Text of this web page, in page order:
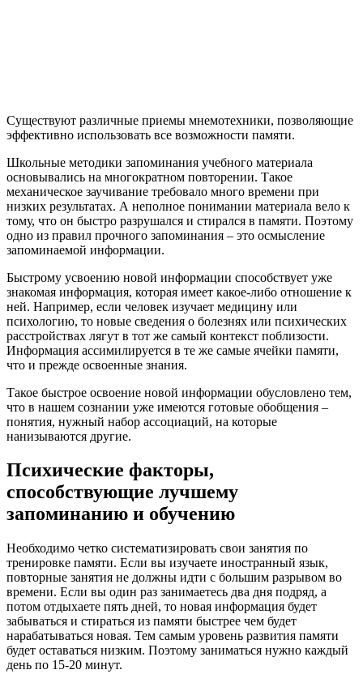
Существуют различные приемы мнемотехники, позволяющие
эффективно использовать все возможности памяти.
Школьные методики запоминания учебного материала
основывались на многократном повторении. Такое
механическое заучивание требовало много времени при
низких результатах. А неполное понимании материала вело к
тому, что он быстро разрушался и стирался в памяти. Поэтому
одно из правил прочного запоминания – это осмысление
запоминаемой информации.
Быстрому усвоению новой информации способствует уже
знакомая информация, которая имеет какое-либо отношение к
ней. Например, если человек изучает медицину или
психологию, то новые сведения о болезнях или психических
расстройствах лягут в тот же самый контекст поблизости.
Информация ассимилируется в те же самые ячейки памяти,
что и прежде освоенные знания.
Такое быстрое освоение новой информации обусловлено тем,
что в нашем сознании уже имеются готовые обобщения –
понятия, нужный набор ассоциаций, на которые
нанизываются другие.
Психические факторы,
способствующие лучшему
запоминанию и обучению
Необходимо четко систематизировать свои занятия по
тренировке памяти. Если вы изучаете иностранный язык,
повторные занятия не должны идти с большим разрывом во
времени. Если вы один раз занимаетесь два дня подряд, а
потом отдыхаете пять дней, то новая информация будет
забываться и стираться из памяти быстрее чем будет
нарабатываться новая. Тем самым уровень развития памяти
будет оставаться низким. Поэтому заниматься нужно каждый
день по 15-20 минут.